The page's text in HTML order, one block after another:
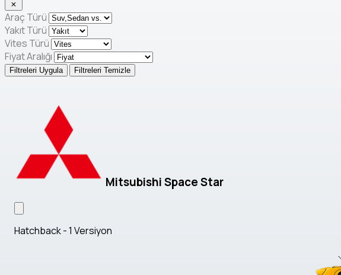
Araç Türü
Yakıt Türü
Vites Türü
Fiyat Aralığı
Filtreleri Uygula Filtreleri Temizle
Mitsubishi Space Star
Hatchback - 1 Versiyon